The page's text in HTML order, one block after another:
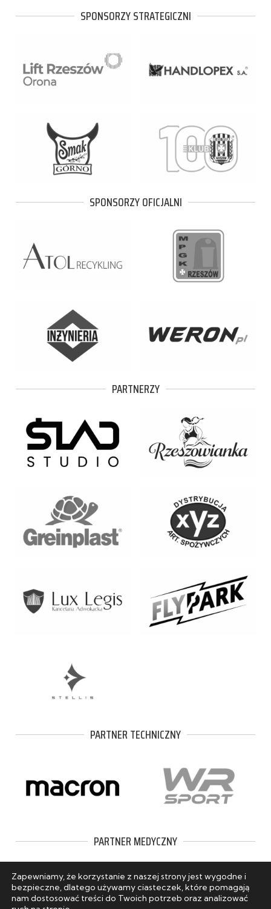
SPONSORZY STRATEGICZNI
SPONSORZY OFICJALNI
PARTNERZY
PARTNER TECHNICZNY
PARTNER MEDYCZNY
Zapewniamy, że korzystanie z naszej strony jest wygodne i
bezpieczne, dlatego używamy ciasteczek, które pomagają
nam dostosować treści do Twoich potrzeb oraz analizować